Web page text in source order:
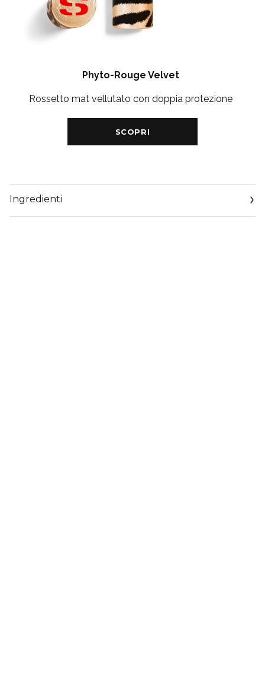
Phyto-Rouge Velvet
Rossetto mat vellutato con doppia protezione
SCOPRI
Ingredienti